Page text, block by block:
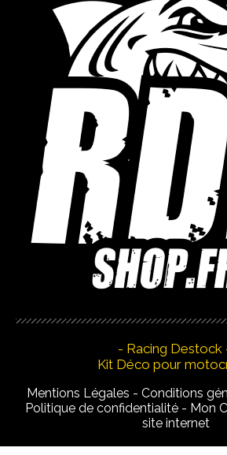
- Racing Destock
Kit Déco pour
Mentions Légales
Conditions
Politique de confidentialité
Mon
site internet